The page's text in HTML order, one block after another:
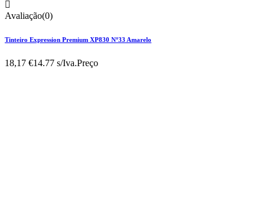

Avaliação(0)
Tinteiro Expression Premium XP830 Nº33 Amarelo
18,17 €14.77 s/Iva.Preço